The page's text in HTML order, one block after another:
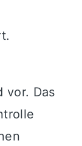
vor. Das